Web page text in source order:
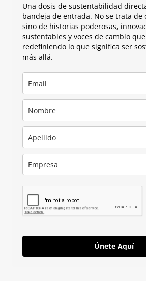
Una dosis de sustentabilidad
bandeja de entrada. No se trata de
sino de historias poderosas,
sustentables y voces de cambio
redefiniendo lo que significa ser
más allá.
Únete Aquí